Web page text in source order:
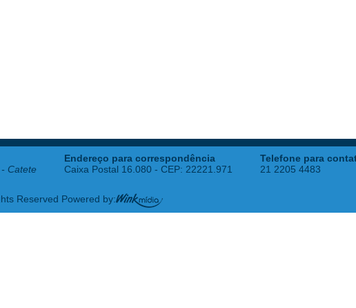
Catete
Endereço para correspondência
Caixa Postal 16.080 - CEP: 22221.971
Telefone para
21 2205 4483
Reserved Powered by: